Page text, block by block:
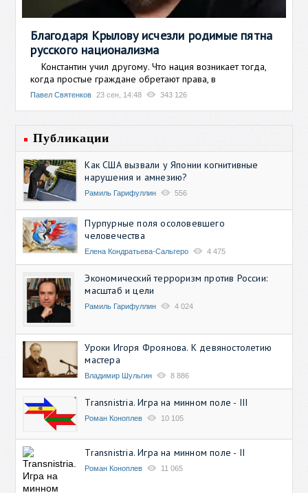
Благодаря Крылову исчезли родимые пятна
русского национализма
Константин учил другому. Что нация возникает тогда,
когда простые граждане обретают права, в
Павел Святенков 23 сен, 14:48 343 126
Публикации
Как США вызвали у Японии когнитивные
нарушения и амнезию?
Рамиль Гарифуллин 556
Пурпурные поля осоловевшего
человечества
Елена Кондратьева-Сальгеро 4 475
Экономический терроризм против России:
масштаб и цели
Рамиль Гарифуллин 4 024
Уроки Игоря Фроянова. К девяностолетию
мастера
Владимир Шульгин 8 886
Transnistria. Игра на минном поле - III
Роман Коноплев 10 105
Transnistria. Игра на минном поле - II
Роман Коноплев 11 065